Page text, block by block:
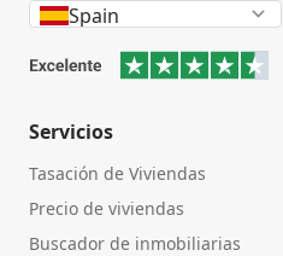
Spain
Servicios
Tasación de Viviendas
Precio de viviendas
Buscador de inmobiliarias